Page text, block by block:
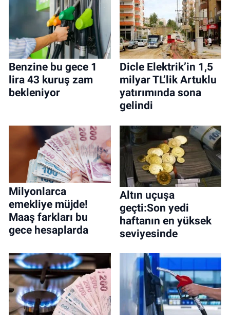
Benzine bu gece 1
lira 43 kuruş zam
bekleniyor
Dicle Elektrik’in 1,5
milyar TL’lik Artuklu
yatırımında sona
gelindi
Milyonlarca
emekliye müjde!
Maaş farkları bu
gece hesaplarda
Altın uçuşa
geçti:Son yedi
haftanın en yüksek
seviyesinde